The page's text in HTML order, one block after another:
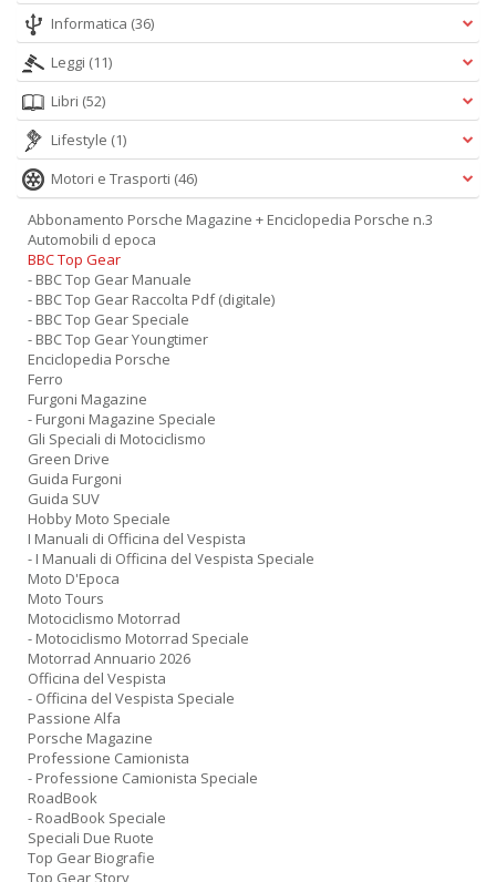
Informatica (36)
Leggi (11)
Libri (52)
Lifestyle (1)
Motori e Trasporti (46)
Abbonamento Porsche Magazine + Enciclopedia Porsche n.3
Automobili d epoca
BBC Top Gear
- BBC Top Gear Manuale
- BBC Top Gear Raccolta Pdf (digitale)
- BBC Top Gear Speciale
- BBC Top Gear Youngtimer
Enciclopedia Porsche
Ferro
Furgoni Magazine
- Furgoni Magazine Speciale
Gli Speciali di Motociclismo
Green Drive
Guida Furgoni
Guida SUV
Hobby Moto Speciale
I Manuali di Officina del Vespista
- I Manuali di Officina del Vespista Speciale
Moto D'Epoca
Moto Tours
Motociclismo Motorrad
- Motociclismo Motorrad Speciale
Motorrad Annuario 2026
Officina del Vespista
- Officina del Vespista Speciale
Passione Alfa
Porsche Magazine
Professione Camionista
- Professione Camionista Speciale
RoadBook
- RoadBook Speciale
Speciali Due Ruote
Top Gear Biografie
Top Gear Story